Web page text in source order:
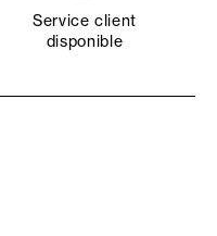
Service client
disponible